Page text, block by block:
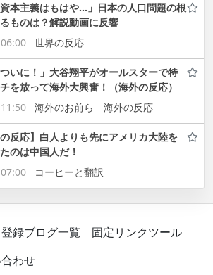
本主義はもはや…」日本の人口問題の根
ものは？解説動画に反響
世界の反応
いに！」大谷翔平がオールスターで特
を放って海外大興奮！（海外の反応）
海外のお前ら 海外の反応
の反応】白人よりも先にアメリカ大陸を
のは中国人だ！
コーヒーと翻訳
登録ブログ一覧
固定リンクツール
わせ